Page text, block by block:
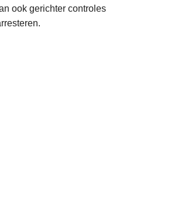
ook gerichter controles